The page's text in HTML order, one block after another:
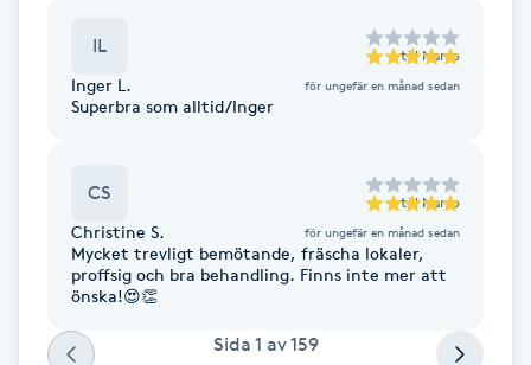
Hårborttagning
Hårbottenbehandling
Hårförlängning
Hårvård
IL till Narro
Inger L. för ungefär en månad sedan
Superbra som alltid/Inger
CS till Narro
Christine S. för ungefär en månad sedan
Mycket trevligt bemötande, fräscha lokaler,
proffsig och bra behandling. Finns inte mer att
önska!😍👏
Sida 1 av159